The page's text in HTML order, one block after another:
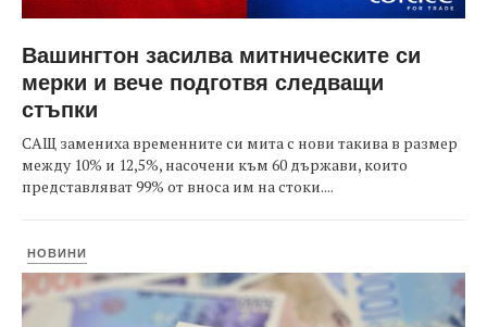
Вашингтон засилва митническите си
мерки и вече подготвя следващи
стъпки
САЩ замениха временните си мита с нови такива в размер
между 10% и 12,5%, насочени към 60 държави, които
представляват 99% от вноса им на стоки....
НОВИНИ